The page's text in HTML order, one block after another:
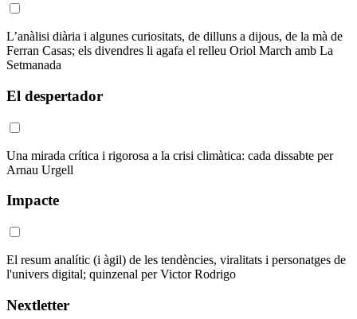
L’anàlisi diària i algunes curiositats, de dilluns a dijous, de la mà de
Ferran Casas; els divendres li agafa el relleu Oriol March amb La
Setmanada
El despertador
Una mirada crítica i rigorosa a la crisi climàtica: cada dissabte per
Arnau Urgell
Impacte
El resum analític (i àgil) de les tendències, viralitats i personatges de
l'univers digital; quinzenal per Victor Rodrigo
Nextletter